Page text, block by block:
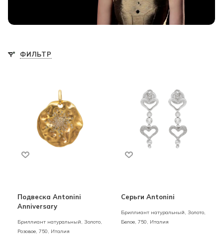
ФИЛЬТР
Подвеска Antonini
Anniversary
Бриллиант натуральный, Золото,
Розовое, 750, Италия
Серьги Antonini
Бриллиант натуральный, Золото,
Белое, 750, Италия